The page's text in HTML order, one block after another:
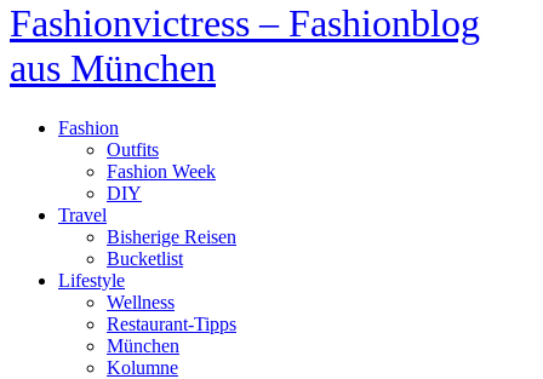
Fashionvictress – Fashionblog
aus München
Fashion
Outfits
Fashion Week
DIY
Travel
Bisherige Reisen
Bucketlist
Lifestyle
Wellness
Restaurant-Tipps
München
Kolumne